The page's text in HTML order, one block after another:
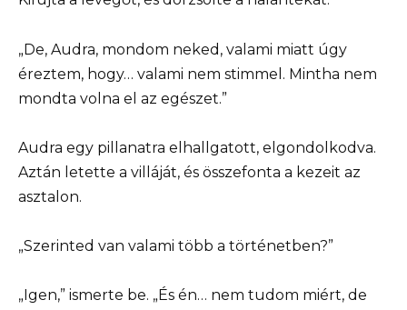
„De, Audra, mondom neked, valami miatt úgy
éreztem, hogy… valami nem stimmel. Mintha nem
mondta volna el az egészet.”
Audra egy pillanatra elhallgatott, elgondolkodva.
Aztán letette a villáját, és összefonta a kezeit az
asztalon.
„Szerinted van valami több a történetben?”
„Igen,” ismerte be. „És én… nem tudom miért, de